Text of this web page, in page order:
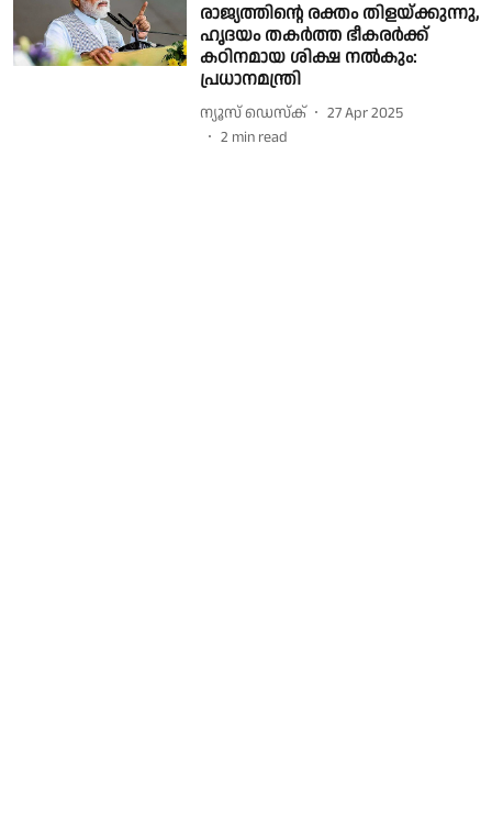
രാജ്യത്തിൻ്റെ രക്തം തിളയ്ക്കുന്നു,
ഹൃദയം തകർത്ത ഭീകരർക്ക്
കഠിനമായ ശിക്ഷ നൽകും:
പ്രധാനമന്ത്രി
ന്യൂസ് ഡെസ്ക്
27 Apr 2025
2 min read